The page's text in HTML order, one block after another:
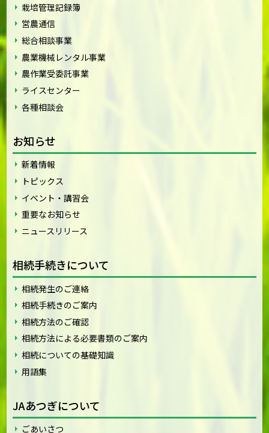
栽培管理記録簿
営農通信
総合相談事業
農業機械レンタル事業
農作業受委託事業
ライスセンター
各種相談会
お知らせ
新着情報
トピックス
イベント・講習会
重要なお知らせ
ニュースリリース
相続手続きについて
相続発生のご連絡
相続手続きのご案内
相続方法のご確認
相続方法による必要書類のご案内
相続についての基礎知識
用語集
JAあつぎについて
ごあいさつ